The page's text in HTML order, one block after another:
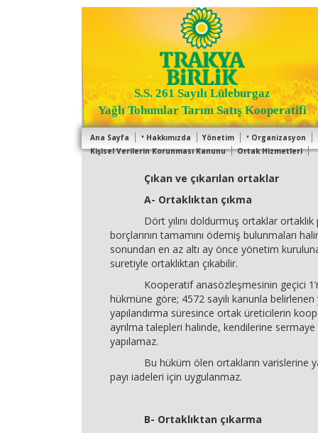
S.S. 261 Sayılı Lüleburgaz
Yağlı Tohumlar Tarım Satış Kooperatifi
Ana Sayfa Hakkımızda Yönetim
Organizasyon
Kişisel Verilerin Korunması Kanunu
Ortak Hizmetleri
Çıkan ve çıkarılan ortaklar
A- Ortaklıktan çıkma
Dört yılını doldurmuş ortaklar ortaklık
borçlarının tamamını ödemiş bulunmaları
sonundan en az altı ay önce yönetim
suretiyle ortaklıktan çıkabilir.
Kooperatif anasözleşmesinin geçici
hükmüne göre; 4572 sayılı kanunla
yapılandırma süresince ortak üreticilerin
ayrılma talepleri halinde, kendilerine
yapılamaz.
Bu hüküm ölen ortakların varislerine
payı iadeleri için uygulanmaz.
B- Ortaklıktan çıkarma